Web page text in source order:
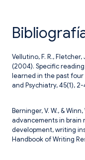
Vellutino, F. R., Fletcher,
(2004). Specific
learned in the past four
and Psychiatry, 45(1),
Berninger, V. W., &
advancements in brain
development, writing
Handbook of Writing